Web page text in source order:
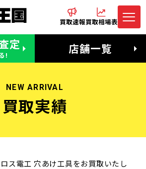
買取速報買取相場表
定
! 店舗一覧
定
定休日
電話でお問合わせ
営業時間：11:00〜20:00
NEW ARRIVAL
買取実績
ロス電工 穴あけ工具をお買取いたし